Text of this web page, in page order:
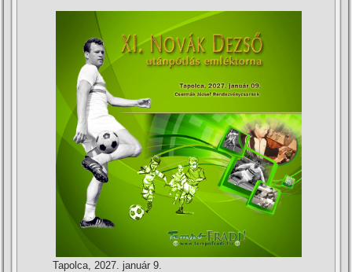
Tapolca, 2027. január 9.